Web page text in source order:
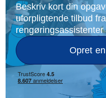
Beskriv kort din
uforpligtende tilbud
Opret